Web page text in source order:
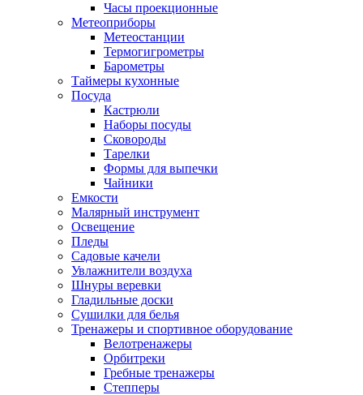
Часы проекционные
Метеоприборы
Метеостанции
Термогигрометры
Барометры
Таймеры кухонные
Посуда
Кастрюли
Наборы посуды
Сковороды
Тарелки
Формы для выпечки
Чайники
Емкости
Малярный инструмент
Освещение
Пледы
Садовые качели
Увлажнители воздуха
Шнуры веревки
Гладильные доски
Сушилки для белья
Тренажеры и спортивное оборудование
Велотренажеры
Орбитреки
Гребные тренажеры
Степперы